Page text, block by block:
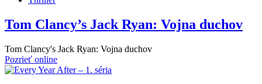
Tom Clancy’s Jack Ryan: Vojna duchov
Tom Clancy's Jack Ryan: Vojna duchov
Pozrieť online